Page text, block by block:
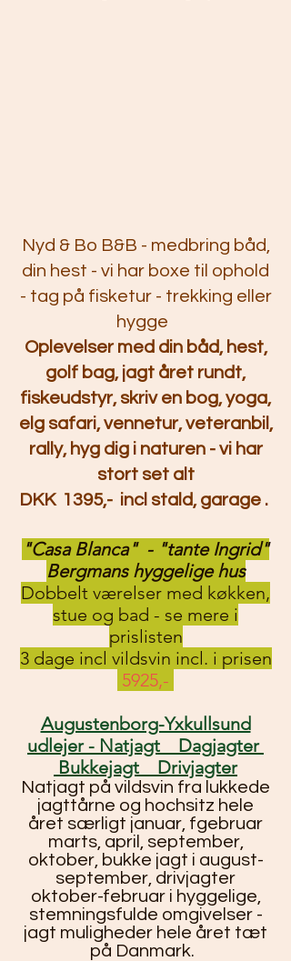
Nyd & Bo B&B - medbring båd,
din hest - vi har boxe til ophold
- tag på fisketur - trekking eller
hygge
Oplevelser med din båd, hest,
golf bag, jagt året rundt,
fiskeudstyr, skriv en bog, yoga,
elg safari, vennetur, veteranbil,
rally, hyg dig i naturen - vi har
stort set alt
DKK 1395,- incl stald, garage .
"Casa Blanca" - "tante Ingrid"
Bergmans hyggelige hus
Dobbelt værelser med køkken,
stue og bad - se mere i
prislisten
3 dage incl vildsvin incl. i prisen
5925,-
Augustenborg-Yxkullsund
udlejer - Natjagt Dagjagter
Bukkejagt Drivjagter
Natjagt på vildsvin fra lukkede
jagttårne og hochsitz hele
året særligt januar, fgebruar
marts, april, september,
oktober, bukke jagt i august-
september, drivjagter
oktober-februar i hyggelige,
stemningsfulde omgivelser -
jagt muligheder hele året tæt
på Danmark.